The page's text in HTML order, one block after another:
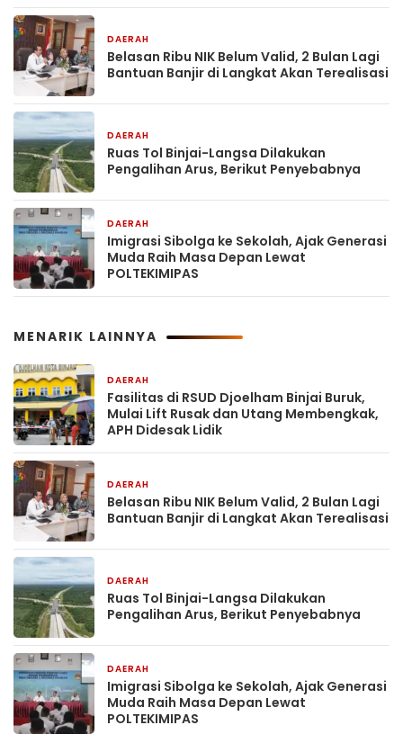
DAERAH
Belasan Ribu NIK Belum Valid, 2 Bulan Lagi
Bantuan Banjir di Langkat Akan Terealisasi
DAERAH
Ruas Tol Binjai-Langsa Dilakukan
Pengalihan Arus, Berikut Penyebabnya
DAERAH
Imigrasi Sibolga ke Sekolah, Ajak Generasi
Muda Raih Masa Depan Lewat
POLTEKIMIPAS
MENARIK LAINNYA
DAERAH
Fasilitas di RSUD Djoelham Binjai Buruk,
Mulai Lift Rusak dan Utang Membengkak,
APH Didesak Lidik
DAERAH
Belasan Ribu NIK Belum Valid, 2 Bulan Lagi
Bantuan Banjir di Langkat Akan Terealisasi
DAERAH
Ruas Tol Binjai-Langsa Dilakukan
Pengalihan Arus, Berikut Penyebabnya
DAERAH
Imigrasi Sibolga ke Sekolah, Ajak Generasi
Muda Raih Masa Depan Lewat
POLTEKIMIPAS